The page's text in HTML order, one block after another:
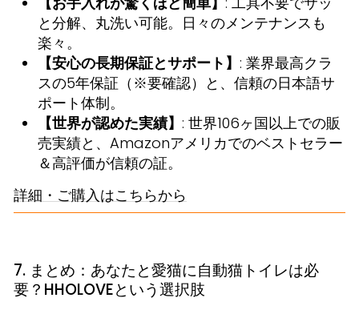
と分解、丸洗い可能。日々のメンテナンスも
楽々。
【安心の長期保証とサポート】 : 業界最高クラ
スの5年保証（※要確認）と、信頼の日本語サ
ポート体制。
【世界が認めた実績】 : 世界106ヶ国以上での販
売実績と、Amazonアメリカでのベストセラー
＆高評価が信頼の証。
詳細・ご購入はこちらから
7. まとめ：あなたと愛猫に自動猫トイレは必
要？HHOLOVEという選択肢